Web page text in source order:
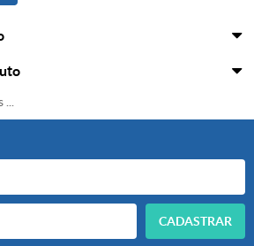
...
CADASTRAR